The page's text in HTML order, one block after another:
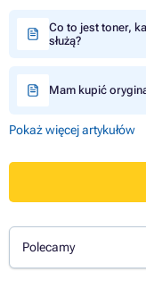
Co to jest toner,
służą?
Mam kupić
Pokaż więcej artykułów
Polecamy